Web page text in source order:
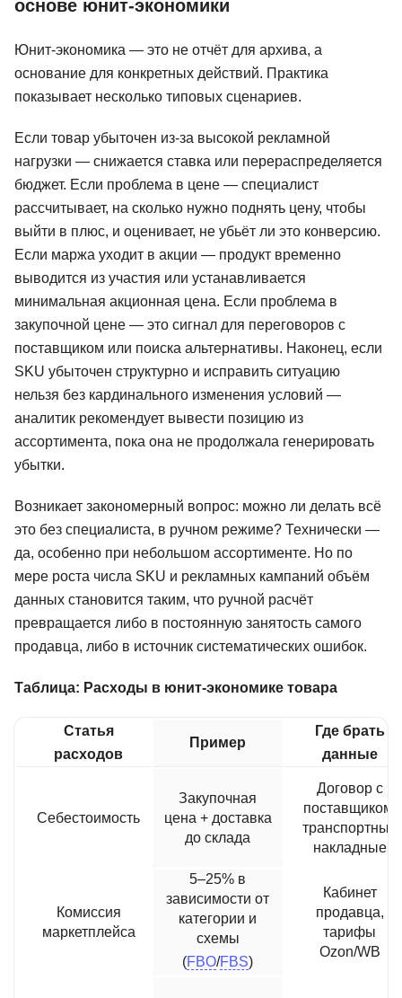
основе юнит-экономики
Юнит-экономика — это не отчёт для архива, а
основание для конкретных действий. Практика
показывает несколько типовых сценариев.
Если товар убыточен из-за высокой рекламной
нагрузки — снижается ставка или перераспределяется
бюджет. Если проблема в цене — специалист
рассчитывает, на сколько нужно поднять цену, чтобы
выйти в плюс, и оценивает, не убьёт ли это конверсию.
Если маржа уходит в акции — продукт временно
выводится из участия или устанавливается
минимальная акционная цена. Если проблема в
закупочной цене — это сигнал для переговоров с
поставщиком или поиска альтернативы. Наконец, если
SKU убыточен структурно и исправить ситуацию
нельзя без кардинального изменения условий —
аналитик рекомендует вывести позицию из
ассортимента, пока она не продолжала генерировать
убытки.
Возникает закономерный вопрос: можно ли делать всё
это без специалиста, в ручном режиме? Технически —
да, особенно при небольшом ассортименте. Но по
мере роста числа SKU и рекламных кампаний объём
данных становится таким, что ручной расчёт
превращается либо в постоянную занятость самого
продавца, либо в источник систематических ошибок.
Таблица: Расходы в юнит-экономике товара
Статья
расходов
Пример
Где брать
данные
Себестоимость
Закупочная
цена + доставка
до склада
Договор с
поставщиком,
транспортные
накладные
Комиссия
маркетплейса
5–25% в
зависимости от
категории и
схемы
(FBO/FBS)
Кабинет
продавца,
тарифы
Ozon/WB